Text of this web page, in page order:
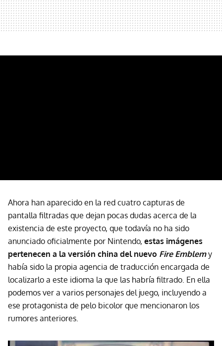
Ahora han aparecido en la red cuatro capturas de
pantalla filtradas que dejan pocas dudas acerca de la
existencia de este proyecto, que todavía no ha sido
anunciado oficialmente por Nintendo, estas imágenes
pertenecen a la versión china del nuevo Fire Emblemy
había sido la propia agencia de traducción encargada de
localizarlo a este idioma la que las habría filtrado. En ella
podemos ver a varios personajes del juego, incluyendo a
ese protagonista de pelo bicolor que mencionaron los
rumores anteriores.